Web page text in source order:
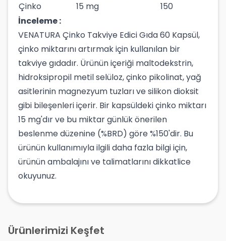
Çinko
15 mg
150
İnceleme :
VENATURA Çinko Takviye Edici Gıda 60 Kapsül,
çinko miktarını artırmak için kullanılan bir
takviye gıdadır. Ürünün içeriği maltodekstrin,
hidroksipropil metil selüloz, çinko pikolinat, yağ
asitlerinin magnezyum tuzları ve silikon dioksit
gibi bileşenleri içerir. Bir kapsüldeki çinko miktarı
15 mg'dır ve bu miktar günlük önerilen
beslenme düzenine (%BRD) göre %150'dir. Bu
ürünün kullanımıyla ilgili daha fazla bilgi için,
ürünün ambalajını ve talimatlarını dikkatlice
okuyunuz.
Ürünlerimizi Keşfet